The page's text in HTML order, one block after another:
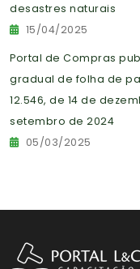
desastres naturais
15/04/2025
Portal de Compras
gradual de folha de
12.546, de 14 de
setembro de 2024
05/03/2025